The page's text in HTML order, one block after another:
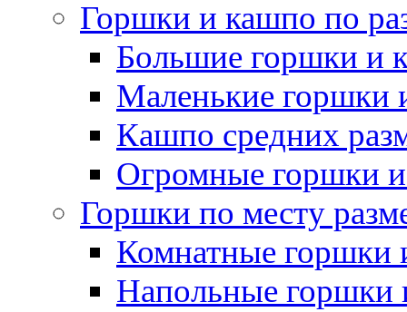
Горшки и кашпо по
Большие горшки и
Маленькие горшки
Кашпо средних
Огромные горшки
Горшки по месту
Комнатные горшки
Напольные горшки